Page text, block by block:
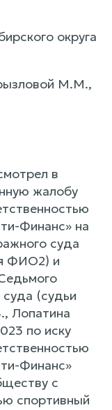
округа
М.М.,
в
жалобу
Финанс» на
суда
ФИО2) и
(судьи
Лопатина
по иску
Финанс»
с
спортивный